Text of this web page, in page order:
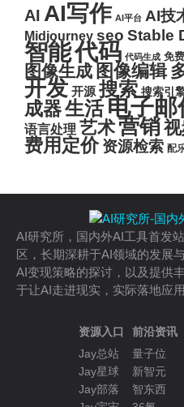
AI AI写作 AI平台 AI技
Midjourney seo Stable
智能代码 代码生成 免
图像生成 图像编辑
开发 开源 搜索 搜索引
成器生活电子邮
语言处理 艺术营销
费用定价 资源检索 配
AI研究所，国内外AI工具首发
区，长期深耕于AI领域的发展
AI变现策略的探讨，以及提供
于让AI走进现实，实际落地应用
资源入口
Jay总站
Jay星球
Jay部落
前沿资讯
量子位
新智元
智东西